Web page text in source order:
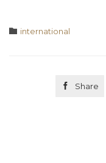
 Category
international
 Share